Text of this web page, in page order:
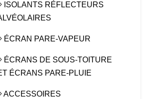
ISOLANTS RÉFLECTEURS
ÉCRAN PARE-VAPEUR
ÉCRANS DE SOUS-TOITURE
ÉCRANS PARE-PLUIE
ACCESSOIRES